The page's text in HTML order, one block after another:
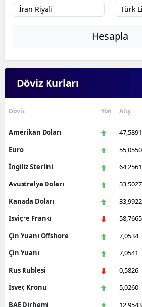
Hesapla
Döviz Kurları
Döviz Yön Alış
Amerikan Doları 47,5891
Euro
55,0550
İngiliz Sterlini
64,2561
Avustralya Doları
33,5027
Kanada Doları
33,9922
İsviçre Frankı
58,7665
Çin Yuanı Offshore
7,0534
Çin Yuanı
7,0541
Rus Rublesi
0,5826
İsveç Kronu
5,0260
BAE Dirhemi
12,9543